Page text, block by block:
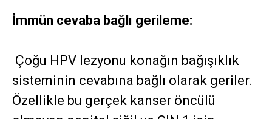
İmmün cevaba bağlı gerileme:
Çoğu HPV lezyonu konağın bağışıklık
sisteminin cevabına bağlı olarak geriler.
Özellikle bu gerçek kanser öncülü